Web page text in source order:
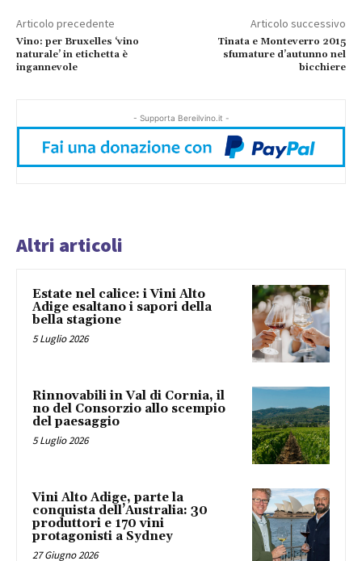
Articolo precedente
Vino: per Bruxelles ‘vino
naturale’ in etichetta è
ingannevole
Articolo successivo
Tinata e Monteverro 2015
sfumature d’autunno nel
bicchiere
- Supporta Bereilvino.it -
Altri articoli
Estate nel calice: i Vini Alto
Adige esaltano i sapori della
bella stagione
5 Luglio 2026
Rinnovabili in Val di Cornia, il
no del Consorzio allo scempio
del paesaggio
5 Luglio 2026
Vini Alto Adige, parte la
conquista dell’Australia: 30
produttori e 170 vini
protagonisti a Sydney
27 Giugno 2026